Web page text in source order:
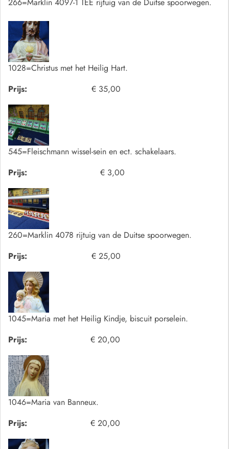
266=Marklin 4097-1 TEE rijtuig van de Duitse spoorwegen.
1028=Christus met het Heilig Hart.
Prijs:
€ 35,00
545=Fleischmann wissel-sein en ect. schakelaars.
Prijs:
€ 3,00
260=Marklin 4078 rijtuig van de Duitse spoorwegen.
Prijs:
€ 25,00
1045=Maria met het Heilig Kindje, biscuit porselein.
Prijs:
€ 20,00
1046=Maria van Banneux.
Prijs:
€ 20,00